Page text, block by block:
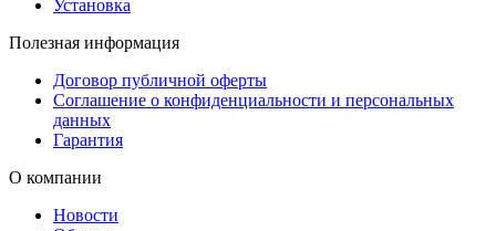
Установка
Полезная информация
Договор публичной оферты
Соглашение о конфиденциальности и персональных
данных
Гарантия
О компании
Новости